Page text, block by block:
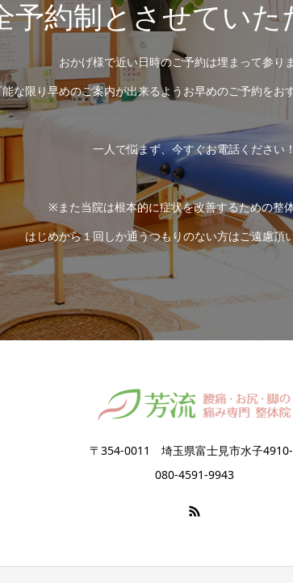
予約制とさせてい
おかげ様で近い日時のご予約は埋まって参り
な限り早めのご案内が出来るようお早めのご予約をお
一人で悩まず、今すぐお電話ください！
※また当院は根本的に症状を改善するための整体
はじめから１回しか通うつもりのない方はご遠慮頂
〒354-0011 埼玉県富士見市水子
080-4591-9943